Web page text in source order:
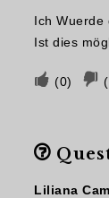
Ich Wuerde
Ist dies
Votez
vous
a
(0) (
Liliana